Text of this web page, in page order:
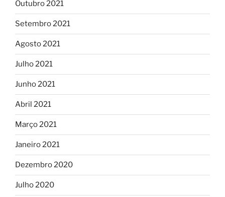
Outubro 2021
Setembro 2021
Agosto 2021
Julho 2021
Junho 2021
Abril 2021
Março 2021
Janeiro 2021
Dezembro 2020
Julho 2020